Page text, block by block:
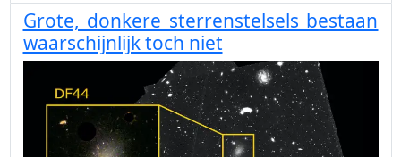
Grote, donkere sterrenstelsels bestaan
waarschijnlijk toch niet